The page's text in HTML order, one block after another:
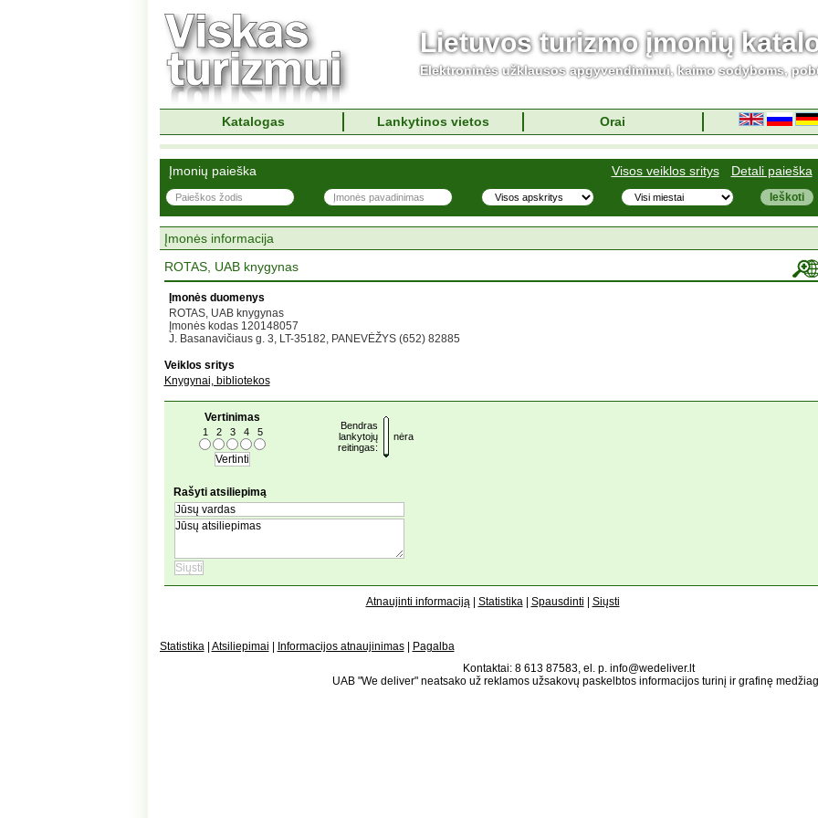
Lietuvos turizmo įmonių
Elektroninės užklausos apgyvendinimui, kaimo sodyboms,
Katalogas Lankytinos vietos Orai
Visos veiklos sritys Detali paieška
Įmonių paieška
Įmonės informacija
ROTAS, UAB knygynas
Įmonės duomenys
ROTAS, UAB knygynas
Įmonės kodas 120148057
J. Basanavičiaus g. 3, LT-35182, PANEVĖŽYS (652) 82885
Veiklos sritys
Knygynai, bibliotekos
Vertinimas
1 2 3 4 5
Bendras
lankytojų
reitingas:
nėra
Rašyti atsiliepimą
Atnaujinti informaciją| Statistika| Spausdinti Siųsti
Statistika Atsiliepimai Informacijos atnaujinimas|
Pagalba
Kontaktai: 8 613 87583, el. p. info@wedeliver.lt
UAB "We deliver" neatsako už reklamos užsakovų paskelbtos informacijos turinį ir grafinę